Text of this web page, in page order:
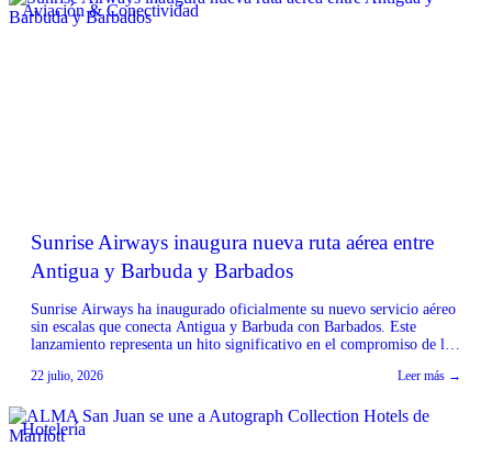
Aviación & Conectividad
Sunrise Airways inaugura nueva ruta aérea entre
Antigua y Barbuda y Barbados
Sunrise Airways ha inaugurado oficialmente su nuevo servicio aéreo
sin escalas que conecta Antigua y Barbuda con Barbados. Este
lanzamiento representa un hito significativo en el compromiso de la
Fuente: Sunrise Airways
22 julio, 2026 Leer más →
Hotelería